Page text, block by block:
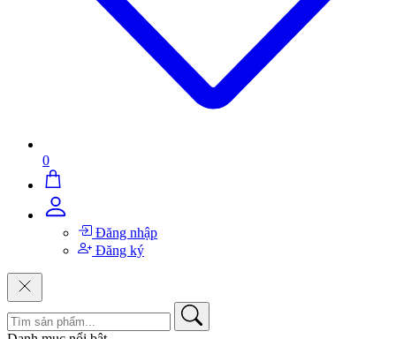
0
Đăng nhập
Đăng ký